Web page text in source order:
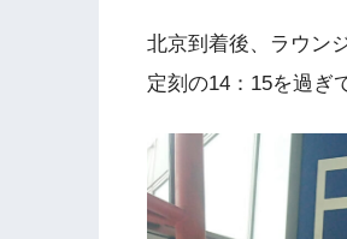
北京到着後、ラウン
定刻の14：15を過ぎ